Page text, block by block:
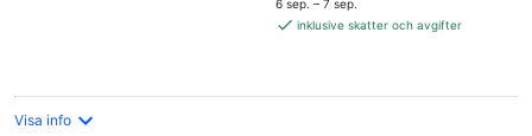
3 971 kr
6 sep. – 7 sep.
inklusive skatter och avgifter
Visa info